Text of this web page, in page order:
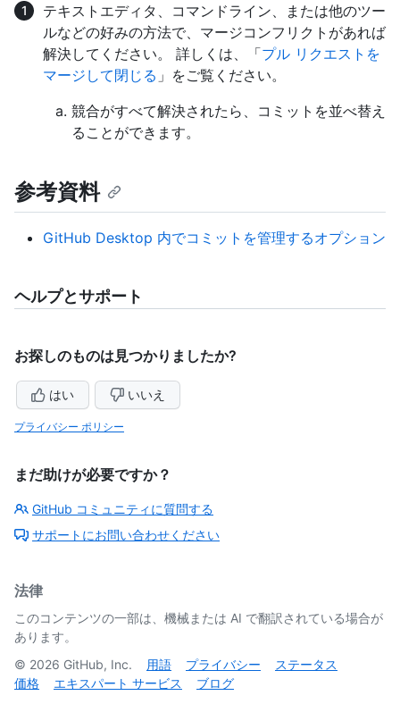
テキストエディタ、コマンドライン、または他のツー
ルなどの好みの方法で、マージコンフリクトがあれば
解決してください。 詳しくは、「プル リクエストを
マージして閉じる 」をご覧ください。
競合がすべて解決されたら、コミットを並べ替え
ることができます。
参考資料
GitHub Desktop 内でコミットを管理するオプション
ヘルプとサポート
お探しのものは見つかりましたか?
はい いいえ
プライバシー ポリシー
まだ助けが必要ですか？
GitHub コミュニティに質問する
サポートにお問い合わせください
法律
このコンテンツの一部は、機械または AI で翻訳されている場合が
あります。
© 2026 GitHub, Inc. 用語 プライバシー
ステータス
価格
エキスパート サービス ブログ